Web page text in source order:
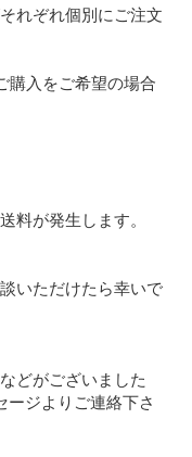
れぞれ個別にご注文
購入をご希望の場合
料が発生します。
いただけたら幸いで
どがございました
ージよりご連絡下さ